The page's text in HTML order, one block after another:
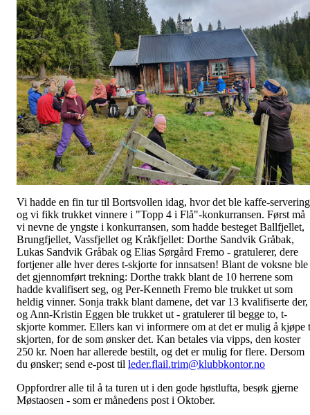
Vi hadde en fin tur til Bortsvollen idag, hvor det ble kaffe-
og vi fikk trukket vinnere i "Topp 4 i Flå"-konkurransen. Først må
vi nevne de yngste i konkurransen, som hadde besteget Ballfjellet,
Brungfjellet, Vassfjellet og Kråkfjellet: Dorthe Sandvik Gråbak,
Lukas Sandvik Gråbak og Elias Sørgård Fremo - gratulerer, dere
fortjener alle hver deres t-skjorte for innsatsen! Blant de voksne ble
det gjennomført trekning: Dorthe trakk blant de 10 herrene som
hadde kvalifisert seg, og Per-Kenneth Fremo ble trukket ut som
heldig vinner. Sonja trakk blant damene, det var 13 kvalifiserte der,
og Ann-Kristin Eggen ble trukket ut - gratulerer til begge to, t-
skjorte kommer. Ellers kan vi informere om at det er mulig å kjøpe
skjorten, for de som ønsker det. Kan betales via vipps, den koster
250 kr. Noen har allerede bestilt, og det er mulig for flere. Dersom
du ønsker; send e-post til leder.flail.trim@klubbkontor.no
Oppfordrer alle til å ta turen ut i den gode høstlufta, besøk gjerne
Møstaosen - som er månedens post i Oktober.